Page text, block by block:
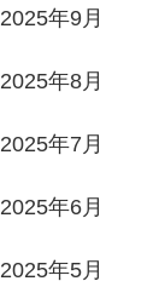
2025年9月
2025年8月
2025年7月
2025年6月
2025年5月